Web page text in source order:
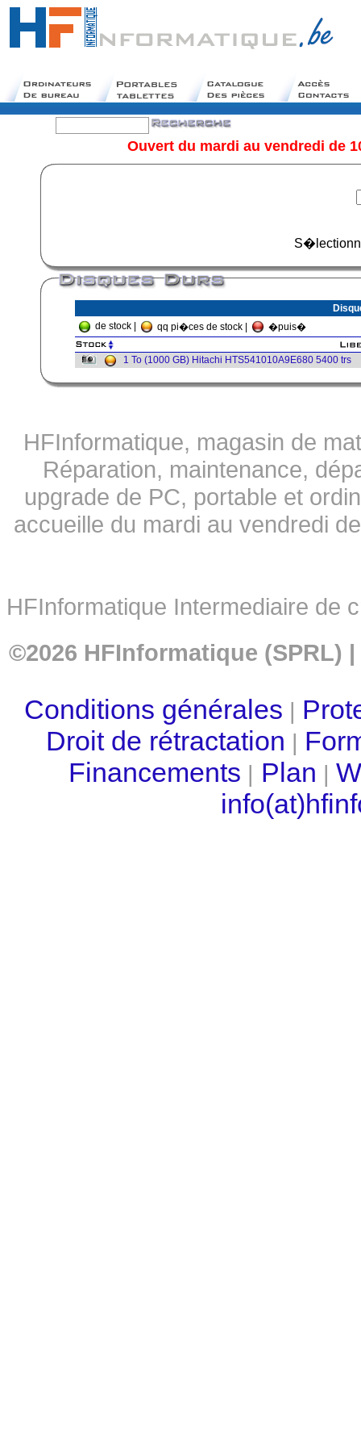
Ouvert du mardi au vendredi de
de stock |
qq pi�ces de stock | �puis�
1 To (1000 GB) Hitachi HTS541010A9E680 5400 trs
HFInformatique, magasin de
Réparation, maintenance,
upgrade de PC, portable et
accueille du mardi au vendredi
HFInformatique Intermediaire de
©2026 HFInformatique (SPRL) |
Conditions générales |
Droit de rétractation |
Financements | Plan |